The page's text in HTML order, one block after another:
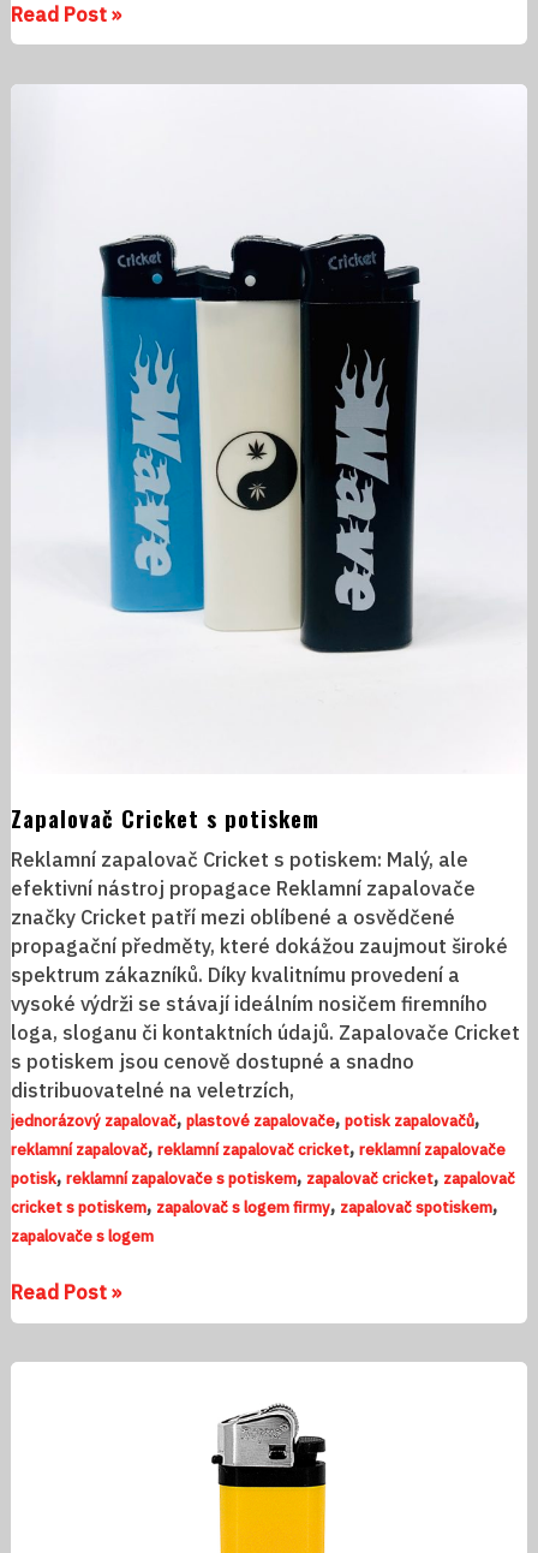
Read Post »
Zapalovač Cricket s potiskem
Reklamní zapalovač Cricket s potiskem: Malý, ale
efektivní nástroj propagace Reklamní zapalovače
značky Cricket patří mezi oblíbené a osvědčené
propagační předměty, které dokážou zaujmout široké
spektrum zákazníků. Díky kvalitnímu provedení a
vysoké výdrži se stávají ideálním nosičem firemního
loga, sloganu či kontaktních údajů. Zapalovače Cricket
s potiskem jsou cenově dostupné a snadno
distribuovatelné na veletrzích,
jednorázový zapalovač, plastové zapalovače, potisk zapalovačů,
reklamní zapalovač, reklamní zapalovač cricket, reklamní zapalovače
potisk, reklamní zapalovače s potiskem, zapalovač cricket, zapalovač
cricket s potiskem, zapalovač s logem firmy, zapalovač spotiskem,
zapalovače s logem
Read Post »